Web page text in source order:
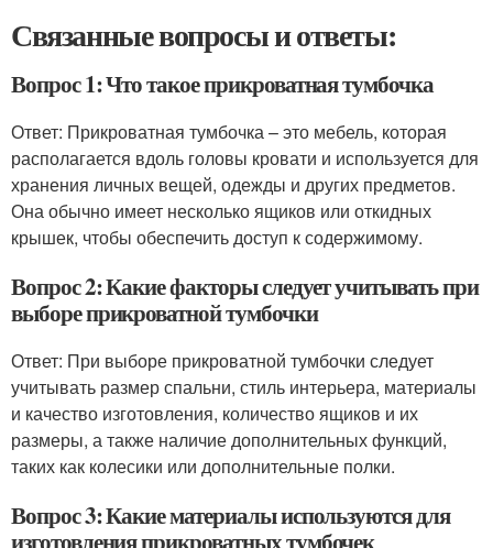
Связанные вопросы и ответы:
Вопрос 1: Что такое прикроватная тумбочка
Ответ: Прикроватная тумбочка – это мебель, которая
располагается вдоль головы кровати и используется для
хранения личных вещей, одежды и других предметов.
Она обычно имеет несколько ящиков или откидных
крышек, чтобы обеспечить доступ к содержимому.
Вопрос 2: Какие факторы следует учитывать при
выборе прикроватной тумбочки
Ответ: При выборе прикроватной тумбочки следует
учитывать размер спальни, стиль интерьера, материалы
и качество изготовления, количество ящиков и их
размеры, а также наличие дополнительных функций,
таких как колесики или дополнительные полки.
Вопрос 3: Какие материалы используются для
изготовления прикроватных тумбочек